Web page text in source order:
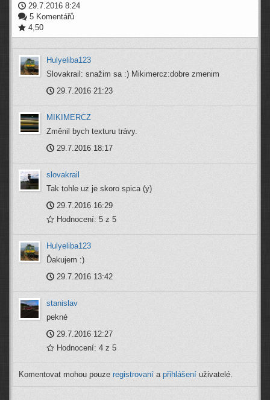
29.7.2016 8:24
5 Komentářů
4,50
Hulyeliba123
Slovakrail: snažim sa :) Mikimercz:dobre zmenim
29.7.2016 21:23
MIKIMERCZ
Změnil bych texturu trávy.
29.7.2016 18:17
slovakrail
Tak tohle uz je skoro spica (y)
29.7.2016 16:29
Hodnocení: 5 z 5
Hulyeliba123
Ďakujem :)
29.7.2016 13:42
stanislav
pekné
29.7.2016 12:27
Hodnocení: 4 z 5
Komentovat mohou pouze registrovaní a přihlášení uživatelé.